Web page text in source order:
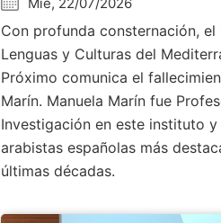
Con profunda consternación,
Lenguas y Culturas del
Próximo comunica el
Marín. Manuela Marín fue
Investigación en este instituto y
arabistas españolas más
últimas décadas.